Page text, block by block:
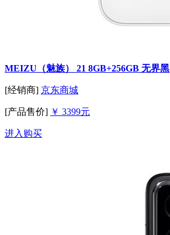
MEIZU（魅族） 21 8GB+256GB 无界黑
[经销商] 京东商城
[产品售价] ￥ 3399元
进入购买